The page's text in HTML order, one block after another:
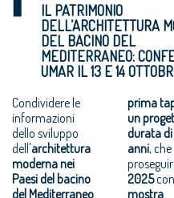
IL PATRIMONIO
DELL’ARCHITETTURA
DEL BACINO DEL
MEDITERRANEO:
UMAR IL 13 E 14
Condividere le
informazioni
dello sviluppo
dell'architettura
moderna nei
Paesi del bacino
del Mediterraneo
prima
un
durata
anni, che
2025
mostra